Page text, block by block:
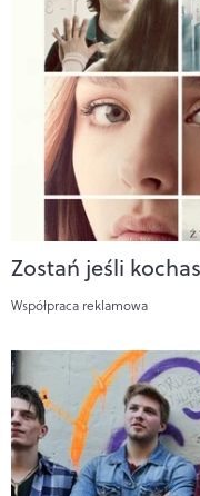
Zostań jeśli
Współpraca reklamowa